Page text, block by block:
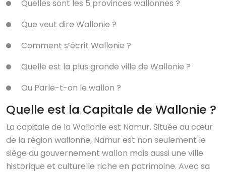
Quelles sont les 5 provinces wallonnes ?
Que veut dire Wallonie ?
Comment s’écrit Wallonie ?
Quelle est la plus grande ville de Wallonie ?
Ou Parle-t-on le wallon ?
Quelle est la Capitale de Wallonie ?
La capitale de la Wallonie est Namur. Située au cœur
de la région wallonne, Namur est non seulement le
siège du gouvernement wallon mais aussi une ville
historique et culturelle riche en patrimoine. Avec sa